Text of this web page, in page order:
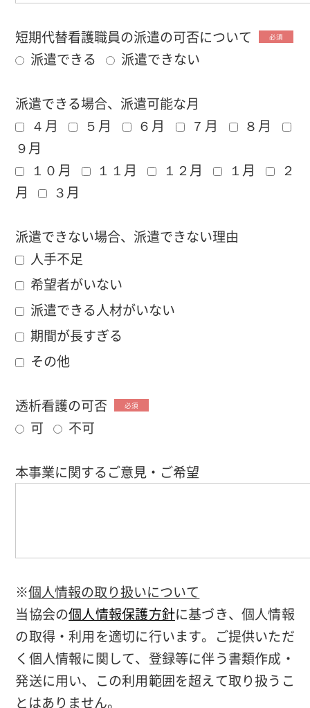
短期代替看護職員の派遣の可否について 必須
派遣できる 派遣できない
派遣できる場合、派遣可能な月
４月
５月 ６月 ７月
８月
９月
１０月
１１月 １２月 １月
２
月
３月
派遣できない場合、派遣できない理由
人手不足
希望者がいない
派遣できる人材がいない
期間が長すぎる
その他
透析看護の可否 必須
可 不可
本事業に関するご意見・ご希望
※個人情報の取り扱いについて
当協会の個人情報保護方針に基づき、個人情報
の取得・利用を適切に行います。ご提供いただ
く個人情報に関して、登録等に伴う書類作成・
発送に用い、この利用範囲を超えて取り扱うこ
とはありません。